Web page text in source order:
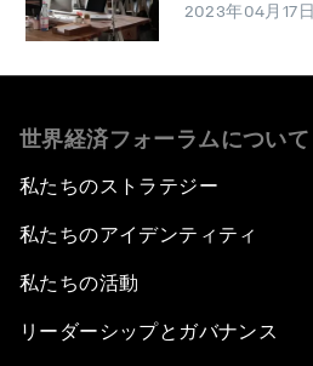
2023年04月17日
世界経済フォーラムについて
私たちのストラテジー
私たちのアイデンティティ
私たちの活動
リーダーシップとガバナンス